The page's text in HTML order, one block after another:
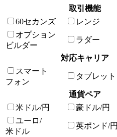
取引機能
60セカンズ
レンジ
オプション
ビルダー
ラダー
対応キャリア
スマート
フォン
タブレット
通貨ペア
米ドル/円
豪ドル/円
ユーロ/
米ドル
英ポンド/円